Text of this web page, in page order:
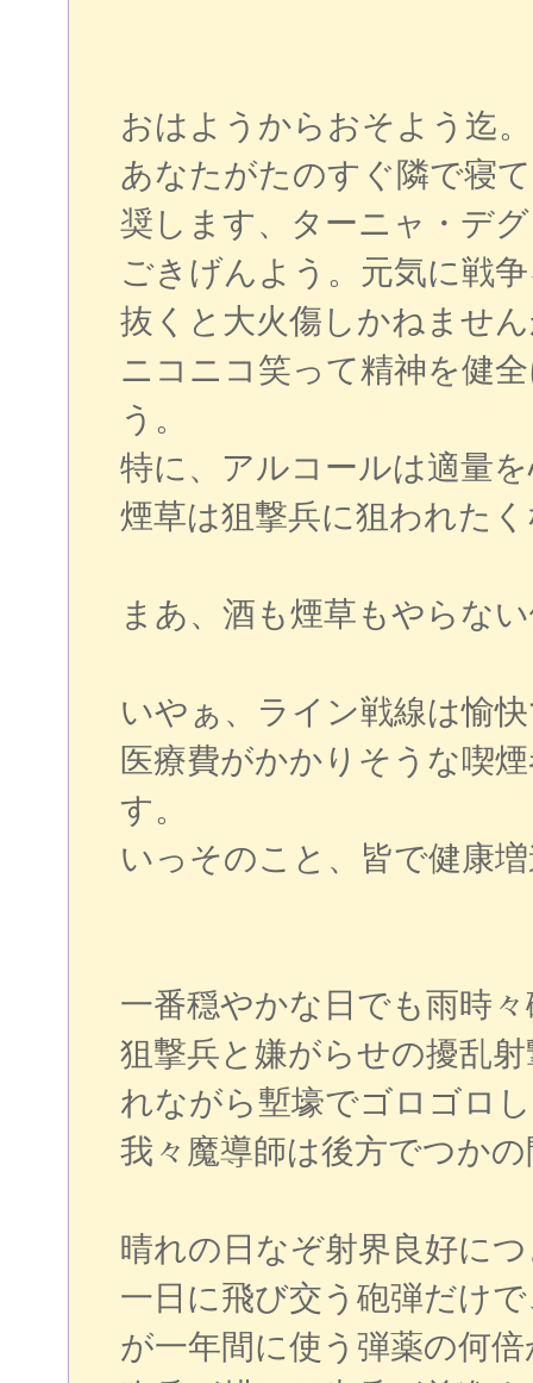
おはようからおそよう迄。
あなたがたのすぐ隣で寝
奨します、ターニャ・デ
ごきげんよう。元気に戦
抜くと大火傷しかねませ
ニコニコ笑って精神を健
う。
特に、アルコールは適量
煙草は狙撃兵に狙われた
まあ、酒も煙草もやらな
いやぁ、ライン戦線は愉
医療費がかかりそうな喫
す。
いっそのこと、皆で健康
一番穏やかな日でも雨時
狙撃兵と嫌がらせの擾乱
れながら塹壕でゴロゴロ
我々魔導師は後方でつか
晴れの日なぞ射界良好に
一日に飛び交う砲弾だけ
が一年間に使う弾薬の何